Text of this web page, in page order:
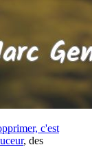
c'est
, des